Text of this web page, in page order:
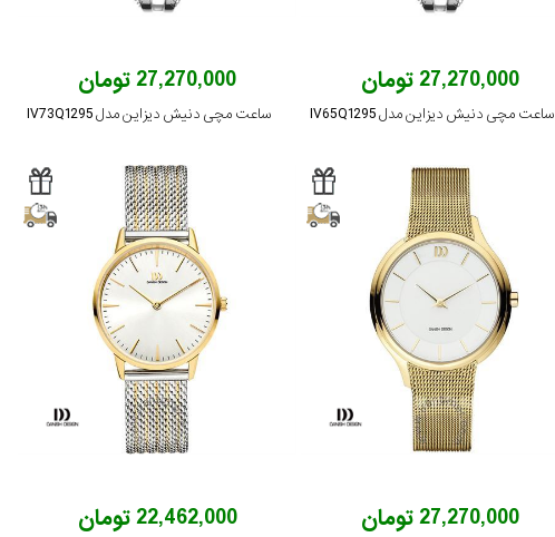
27,270,000 تومان
ساعت مچی دنیش دیزاین مدل IV65Q1295
27,270,000 تومان
ساعت مچی دنیش دیزاین مدل IV73Q1295
27,270,000 تومان 22,462,000 تومان